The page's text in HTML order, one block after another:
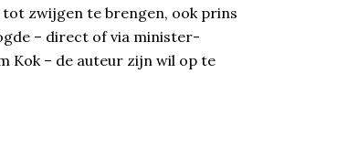
zwijgen te brengen, ook prins
– direct of via minister-
Kok – de auteur zijn wil op te